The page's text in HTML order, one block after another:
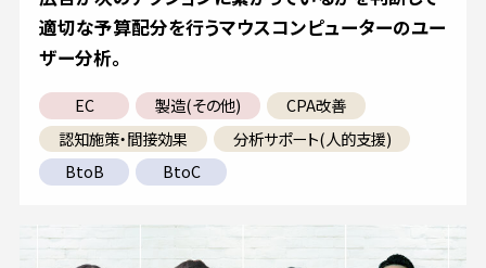
適切な予算配分を行うマウスコンピューターのユー
ザー分析。
EC 製造(その他)
CPA改善
認知施策・間接効果
分析サポート(人的支援)
BtoB
BtoC